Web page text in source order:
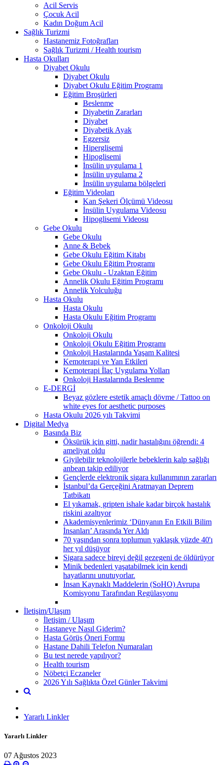
Acil Servis
Çocuk Acil
Kadın Doğum Acil
Sağlık Turizmi
Hastanemiz Fotoğrafları
Sağlık Turizmi / Health tourism
Hasta Okulları
Diyabet Okulu
Diyabet Okulu
Diyabet Okulu Eğitim Programı
Eğitim Broşürleri
Beslenme
Diyabetin Zararları
Diyabet
Diyabetik Ayak
Egzersiz
Hiperglisemi
Hipoglisemi
İnsülin uygulama 1
İnsülin uygulama 2
İnsülin uygulama bölgeleri
Eğitim Videoları
Kan Şekeri Ölçümü Videosu
İnsülin Uygulama Videosu
Hipoglisemi Videosu
Gebe Okulu
Gebe Okulu
Anne & Bebek
Gebe Okulu Eğitim Kitabı
Gebe Okulu Eğitim Programı
Gebe Okulu - Uzaktan Eğitim
Annelik Okulu Eğitim Programı
Annelik Yolculuğu
Hasta Okulu
Hasta Okulu
Hasta Okulu Eğitim Programı
Onkoloji Okulu
Onkoloji Okulu
Onkoloji Okulu Eğitim Programı
Onkoloji Hastalarında Yaşam Kalitesi
Kemoterapi ve Yan Etkileri
Kemoterapi İlaç Uygulama Yolları
Onkoloji Hastalarında Beslenme
E-DERGİ
Beyaz gözlere estetik amaçlı dövme / Tattoo on
white eyes for aesthetic purposes
Hasta Okulu 2026 yılı Takvimi
Digital Medya
Basında Biz
Öksürük için gitti, nadir hastalığını öğrendi: 4
ameliyat oldu
Giyilebilir teknolojilerle bebeklerin kalp sağlığı
anbean takip ediliyor
Gençlerde elektronik sigara kullanımının zararları
İstanbul’da Gerçeğini Aratmayan Deprem
Tatbikatı
El yıkamak, gripten ishale kadar birçok hastalık
riskini azaltıyor
Akademisyenlerimiz ‘Dünyanın En Etkili Bilim
İnsanları’ Arasında Yer Aldı
70 yaşından sonra toplumun yaklaşık yüzde 40'ı
her yıl düşüyor
Sigara sadece bireyi değil gezegeni de öldürüyor
Minik bedenleri yaşatabilmek için kendi
hayatlarını unutuyorlar.
İnsan Kaynaklı Maddelerin (SoHO) Avrupa
Komisyonu Tarafından Regülasyonu
İletişim/Ulaşım
İletişim / Ulaşım
Hastaneye Nasıl Giderim?
Hasta Görüş Öneri Formu
Hastane Dahili Telefon Numaraları
Bu test nerede yapılıyor?
Health tourism
Nöbetçi Eczaneler
2026 Yılı Sağlıkta Özel Günler Takvimi
Yararlı Linkler
Yararlı Linkler
07 Ağustos 2023